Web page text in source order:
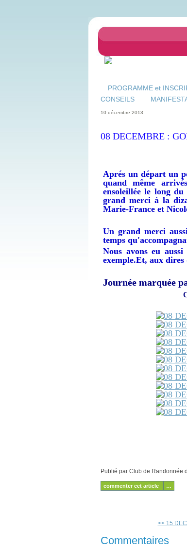
PROGRAMME et
CONSEILS
10 décembre 2013
08 DECEMBRE :
Aprés un départ un
quand même
ensoleillée le long
grand merci à la
Marie-France et
Un grand merci
temps
Nous avons eu
exemple.Et, aux dires
Journée marquée
Publié par Club de Randonnée
commenter cet article …
<< 15
Commentaires